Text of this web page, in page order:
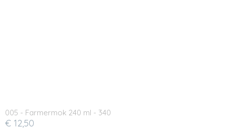
005 - Farmermok 240 ml - 340
€ 12,50